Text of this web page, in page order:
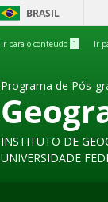
BRASIL
Ir para o conteúdo 1 Ir
Programa de Pós-
INSTITUTO DE
UNIVERSIDADE